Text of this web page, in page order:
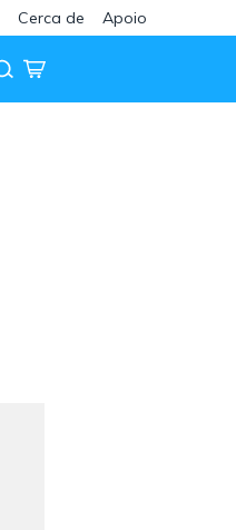
Cerca de Apoio